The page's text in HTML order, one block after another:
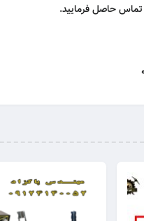
تماس حاصل فرمایید.